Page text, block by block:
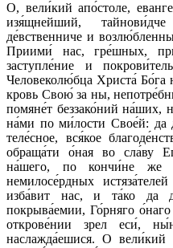
О, вели́кий апо́столе,
изя́щнейший,
де́вственниче и
Приими́ нас, гре́шных,
заступле́ние и
Человеколю́бца Христа́
кровь Свою́ за ны,
помяне́т беззако́ний на́ших,
на́ми по ми́лости Свое́й: да
теле́сное, вся́кое
обраща́ти о́ная во сла́ву
на́шего, по кончи́не же
немилосе́рдных
изба́вит нас, и та́ко да
покрыва́емии, Го́рняго
открове́нии зрел еси́,
наслажда́ешися. О